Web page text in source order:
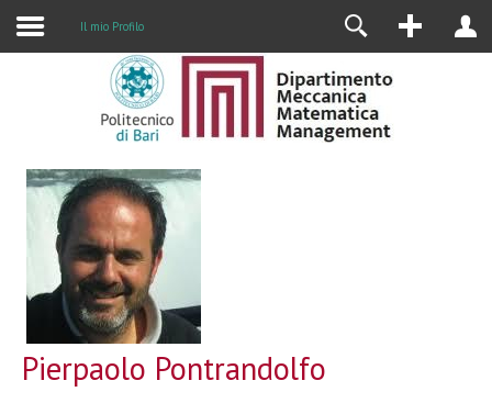
Il mio Profilo
Pierpaolo Pontrandolfo